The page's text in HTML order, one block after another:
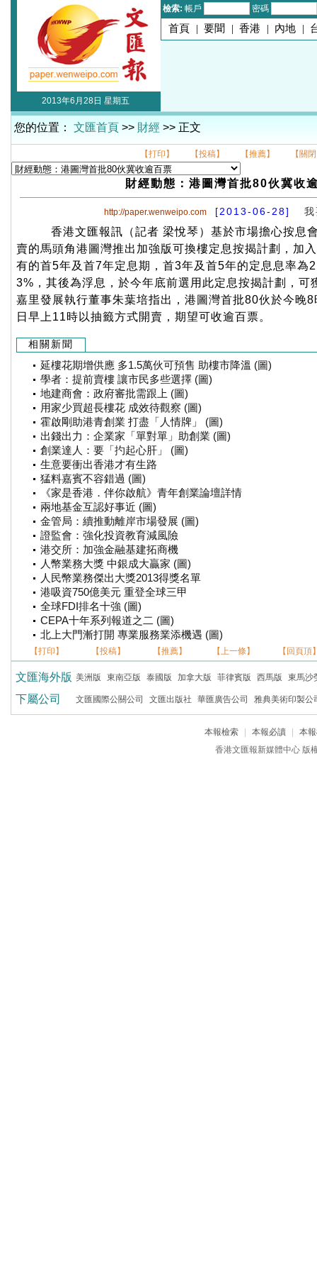
檢索: 帳戶 密碼
首頁 | 要聞 | 香港 | 內地 |
2013年6月28日 星期五
您的位置： 文匯首頁 >> 財經 >> 正文
【打印】 【投稿】 【推薦】 【關
財經動態：港圖灣首批80伙冀收
http://paper.wenweipo.com [2013-06-28]
香港文匯報訊（記者 梁悅琴）基於市場擔心按息
賣的馬頭角港圖灣推出加強版可換樓定息按揭計劃，加
有的首5年及首7年定息期，首3年及首5年的定息息率為
3%，其後為浮息，於今年底前選用此定息按揭計劃，可
嘉里發展執行董事朱葉培指出，港圖灣首批80伙於今晚
日早上11時以抽籤方式開賣，期望可收逾百票。
相關新聞
延樓花期增供應 多1.5萬伙可預售 助樓市降溫 (圖)
學者：提前賣樓 讓市民多些選擇 (圖)
地建商會：政府審批需跟上 (圖)
用家少買超長樓花 成效待觀察 (圖)
霍啟剛助港青創業 打盡「人情牌」 (圖)
出錢出力：企業家「單對單」助創業 (圖)
創業達人：要「扚起心肝」 (圖)
生意要衝出香港才有生路
猛料嘉賓不容錯過 (圖)
《家是香港．伴你啟航》青年創業論壇詳情
兩地基金互認好事近 (圖)
金管局：續推動離岸市場發展 (圖)
證監會：強化投資教育減風險
港交所：加強金融基建拓商機
人幣業務大獎 中銀成大贏家 (圖)
人民幣業務傑出大獎2013得獎名單
港吸資750億美元 重登全球三甲
全球FDI排名十強 (圖)
CEPA十年系列報道之二 (圖)
北上大門漸打開 專業服務業添機遇 (圖)
【打印】 【投稿】 【推薦】 【上一條】 【回頁頂
文匯海外版 美洲版 東南亞版 泰國版 加拿大版 菲律賓版 西馬版 東馬沙
下屬公司 文匯國際公關公司 文匯出版社 華匯廣告公司 雅典美術印製公
本報檢索 本報必讀
本
香港文匯報新媒體中心 版